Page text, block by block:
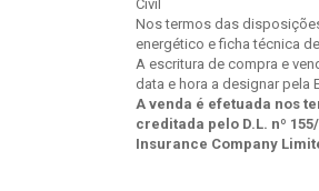
Civil
Nos termos das
energético e ficha técnica
A escritura de compra e
data e hora a designar pela
A venda é efetuada nos
creditada pelo D.L. nº
Insurance Company